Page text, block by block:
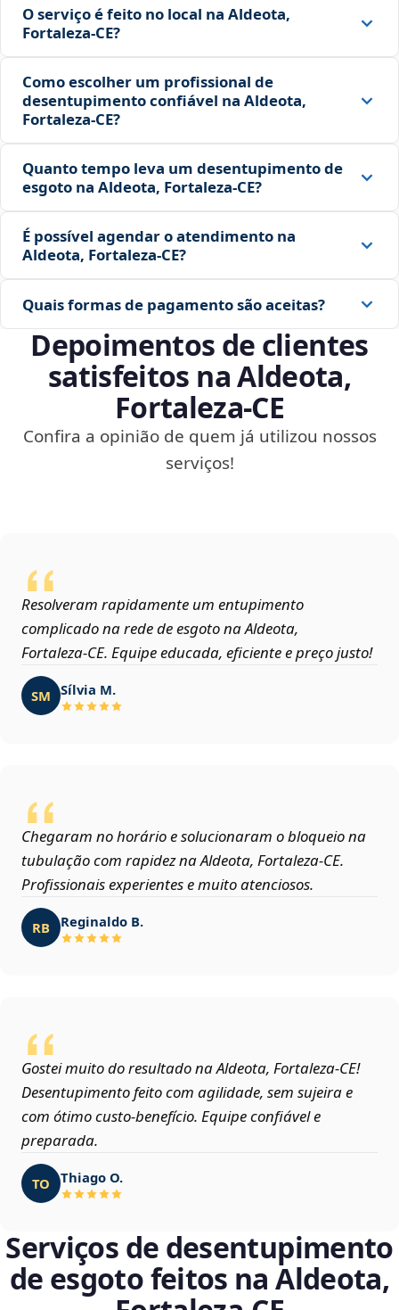
O serviço é feito no local na Aldeota,
Fortaleza‑CE?
Como escolher um profissional de
desentupimento confiável na Aldeota,
Fortaleza‑CE?
Quanto tempo leva um desentupimento de
esgoto na Aldeota, Fortaleza‑CE?
É possível agendar o atendimento na
Aldeota, Fortaleza‑CE?
Quais formas de pagamento são aceitas?
Depoimentos de clientes
satisfeitos na Aldeota,
Fortaleza‑CE
Confira a opinião de quem já utilizou nossos
serviços!
Resolveram rapidamente um entupimento
complicado na rede de esgoto na Aldeota,
Fortaleza‑CE. Equipe educada, eficiente e preço justo!
SM Sílvia M.
Chegaram no horário e solucionaram o bloqueio na
tubulação com rapidez na Aldeota, Fortaleza‑CE.
Profissionais experientes e muito atenciosos.
RB Reginaldo B.
Gostei muito do resultado na Aldeota, Fortaleza‑CE!
Desentupimento feito com agilidade, sem sujeira e
com ótimo custo-benefício. Equipe confiável e
preparada.
TO Thiago O.
Serviços de desentupimento
de esgoto feitos na Aldeota,